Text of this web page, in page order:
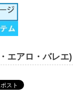
エアロ・バレエ)